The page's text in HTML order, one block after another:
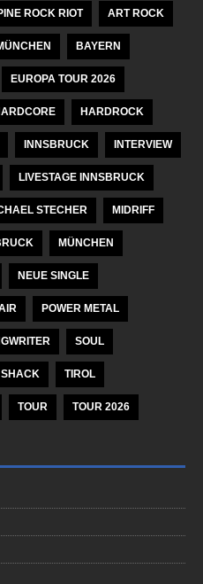
ROCK RIOT ART ROCK
BAYERN
EUROPA TOUR 2026
HARDROCK
INNSBRUCK INTERVIEW
LIVESTAGE INNSBRUCK
STECHER MIDRIFF
MÜNCHEN
NEUE SINGLE
POWER METAL
SOUL
TIROL
TOUR TOUR 2026